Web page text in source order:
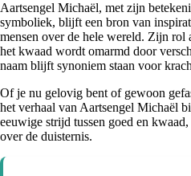
Aartsengel Michaël, met zijn
symboliek, blijft een bron van
mensen over de hele wereld. Zijn rol
het kwaad wordt omarmd door
naam blijft synoniem staan voor
Of je nu gelovig bent of gewoon
het verhaal van Aartsengel Michaël
eeuwige strijd tussen goed en
over de duisternis.